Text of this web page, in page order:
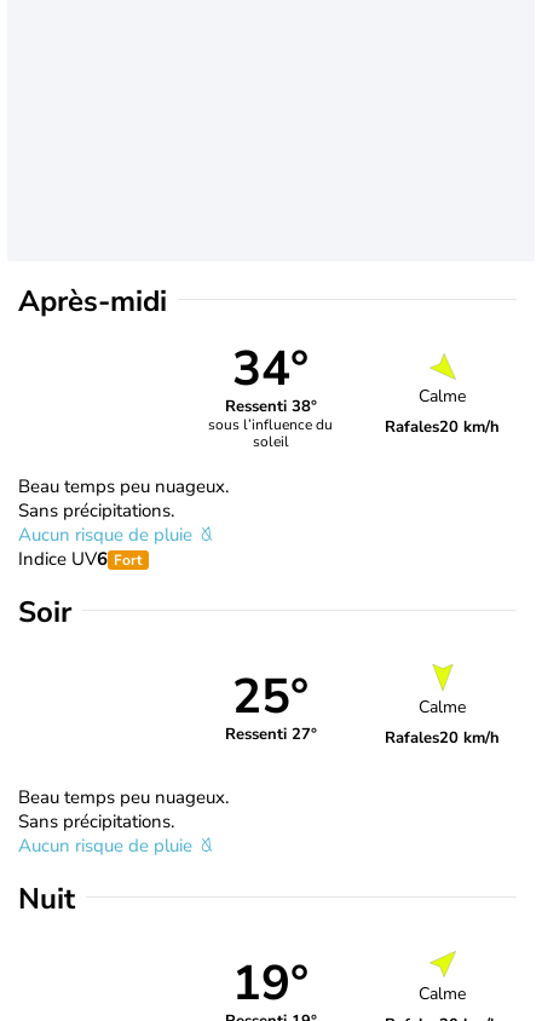
Après-midi
34°
Ressenti 38°
sous l’influence du
soleil
Calme
Rafales20 km/h
Beau temps peu nuageux.
Sans précipitations.
Aucun risque de pluie
Indice UV6 Fort
Soir
25°
Ressenti 27°
Calme
Rafales20 km/h
Beau temps peu nuageux.
Sans précipitations.
Aucun risque de pluie
Nuit
19° Calme